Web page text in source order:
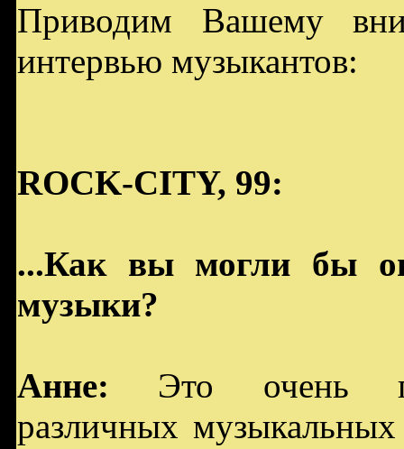
Приводим Вашему
интервью музыкантов:
ROCK-CITY, 99:
...Как вы могли бы
музыки?
Анне: Это очень
различных